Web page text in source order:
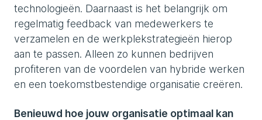
technologieën. Daarnaast is het belangrijk om
regelmatig feedback van medewerkers te
verzamelen en de werkplekstrategieën hierop
aan te passen. Alleen zo kunnen bedrijven
profiteren van de voordelen van hybride werken
en een toekomstbestendige organisatie creëren.
Benieuwd hoe jouw organisatie optimaal kan